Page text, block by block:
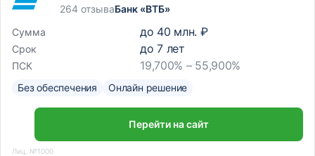
264 отзываБанк «ВТБ»
Сумма
до 40 млн. ₽
Срок до7лет
ПСК 19,700% – 55,900%
Без обеспечения Онлайн решение
Перейти на сайт
Лиц. №1000